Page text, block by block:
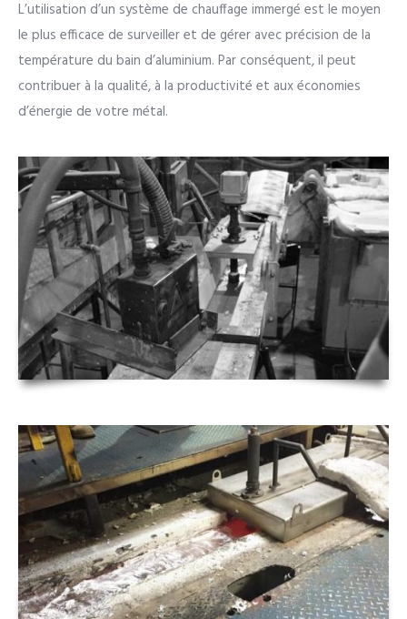
L’utilisation d’un système de chauffage immergé est le moyen
le plus efficace de surveiller et de gérer avec précision de la
température du bain d’aluminium. Par conséquent, il peut
contribuer à la qualité, à la productivité et aux économies
d’énergie de votre métal.